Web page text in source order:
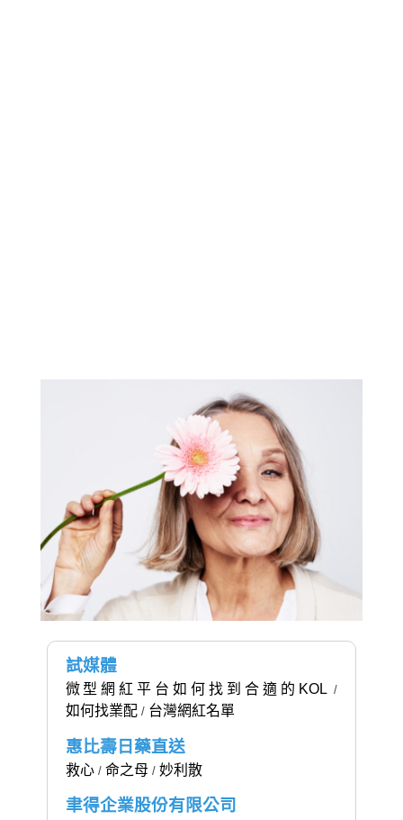
試媒體
微型網紅平台如何找到合適的KOL/
如何找業配/ 台灣網紅名單
惠比壽日藥直送
救心/ 命之母 / 妙利散
聿得企業股份有限公司